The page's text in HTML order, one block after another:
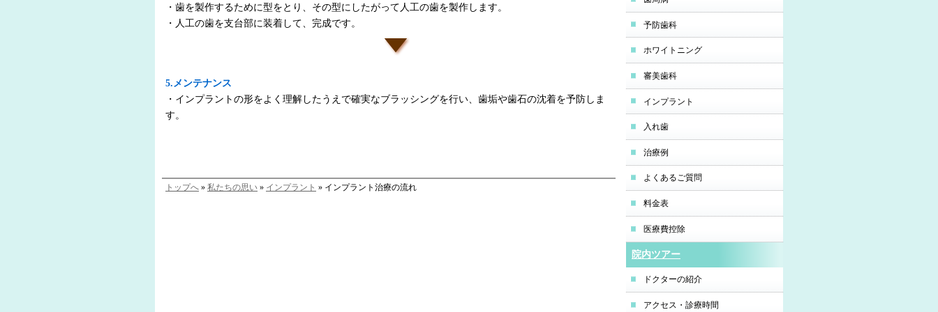
・歯を製作するために型をとり、その型にしたがって人工の歯を製作します。
・人工の歯を支台部に装着して、完成です。
5.メンテナンス
・インプラントの形をよく理解したうえで確実なブラッシングを行い、歯垢や歯石の沈着を予防しま
す。
トップへ » 私たちの思い » インプラント » インプラント治療の流れ
予防歯科
ホワイトニング
審美歯科
インプラント
入れ歯
治療例
よくあるご質問
料金表
医療費控除
院内ツアー
ドクターの紹介
アクセス・診療時間